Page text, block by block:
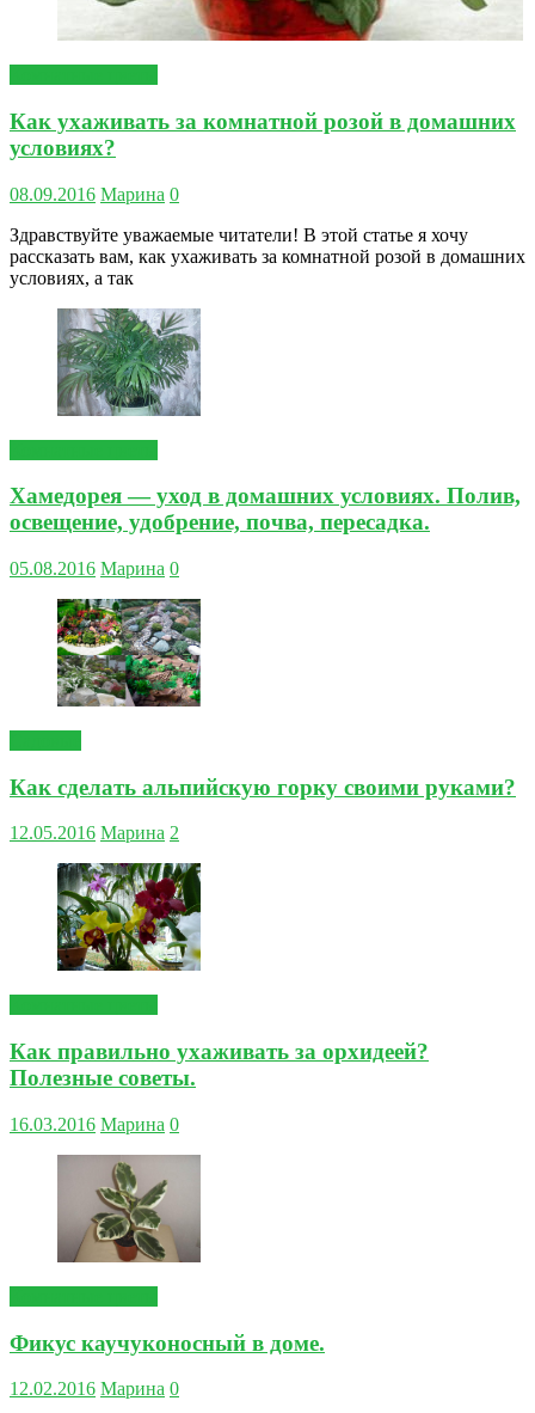
Как ухаживать за комнатной розой в домашних
условиях?
08.09.2016 Марина 0
Здравствуйте уважаемые читатели! В этой статье я хочу
рассказать вам, как ухаживать за комнатной розой в домашних
условиях, а так
Хамедорея — уход в домашних условиях. Полив,
освещение, удобрение, почва, пересадка.
05.08.2016 Марина 0
Как сделать альпийскую горку своими руками?
12.05.2016 Марина 2
Как правильно ухаживать за орхидеей?
Полезные советы.
16.03.2016 Марина 0
Фикус каучуконосный в доме.
12.02.2016 Марина 0